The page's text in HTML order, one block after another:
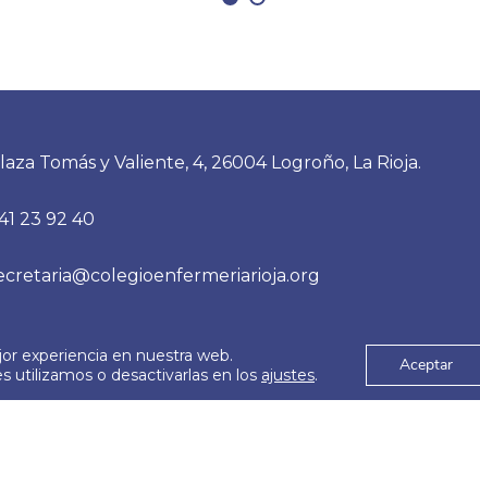
Tomás y Valiente, 4, 26004 Logroño, La Rioja.
23 92 40
© 2026
Aviso Legal
experiencia en nuestra web.
utilizamos o desactivarlas en los ajustes. Aceptar